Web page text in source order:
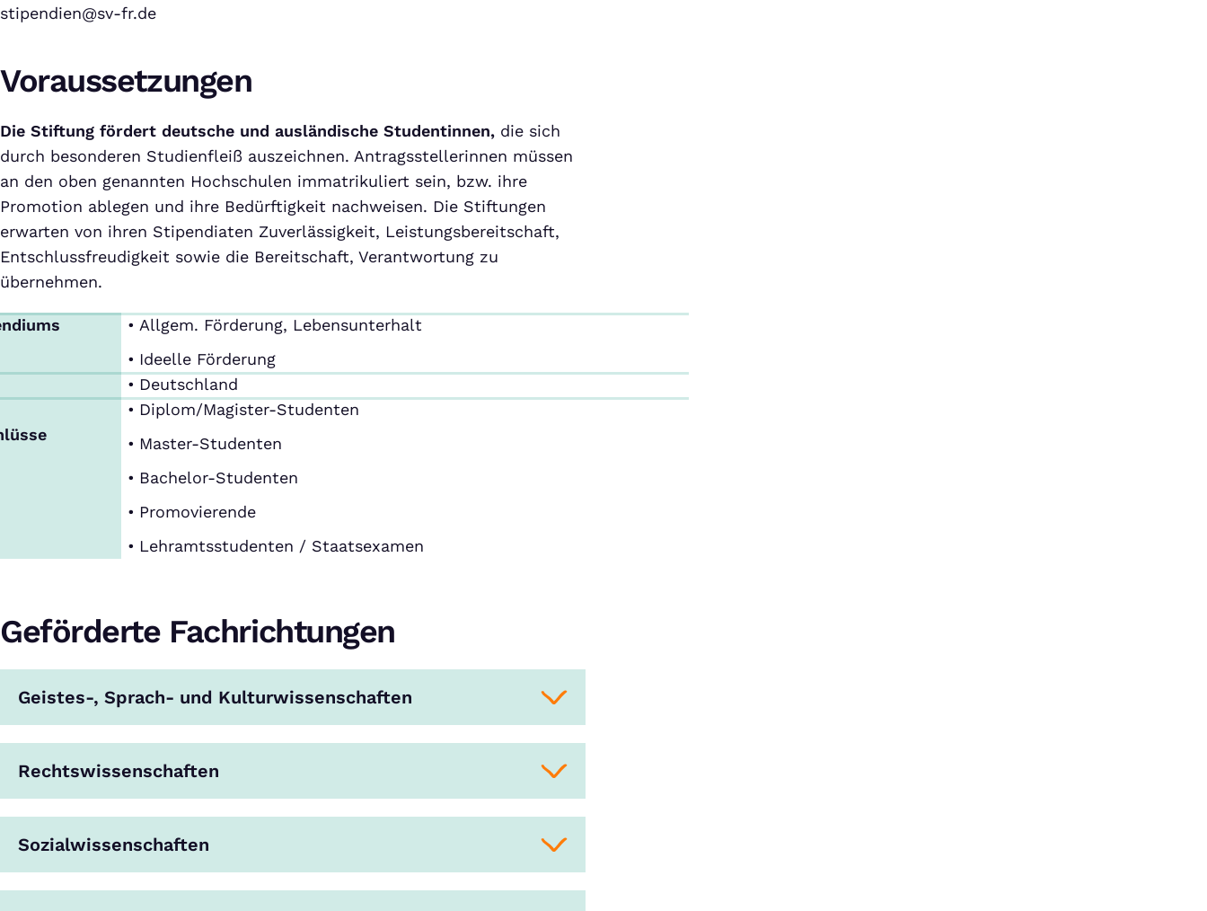
stipendien@sv-fr.de
Voraussetzungen
Die Stiftung fördert deutsche und ausländische Studentinnen, die sich
durch besonderen Studienfleiß auszeichnen. Antragsstellerinnen müssen
an den oben genannten Hochschulen immatrikuliert sein, bzw. ihre
Promotion ablegen und ihre Bedürftigkeit nachweisen. Die Stiftungen
erwarten von ihren Stipendiaten Zuverlässigkeit, Leistungsbereitschaft,
Entschlussfreudigkeit sowie die Bereitschaft, Verantwortung zu
übernehmen.
Allgem. Förderung, Lebensunterhalt
Ideelle Förderung
Deutschland
Diplom/Magister-Studenten
Master-Studenten
Bachelor-Studenten
Promovierende
Lehramtsstudenten / Staatsexamen
Geförderte Fachrichtungen
Geistes-, Sprach- und Kulturwissenschaften
Rechtswissenschaften
Sozialwissenschaften